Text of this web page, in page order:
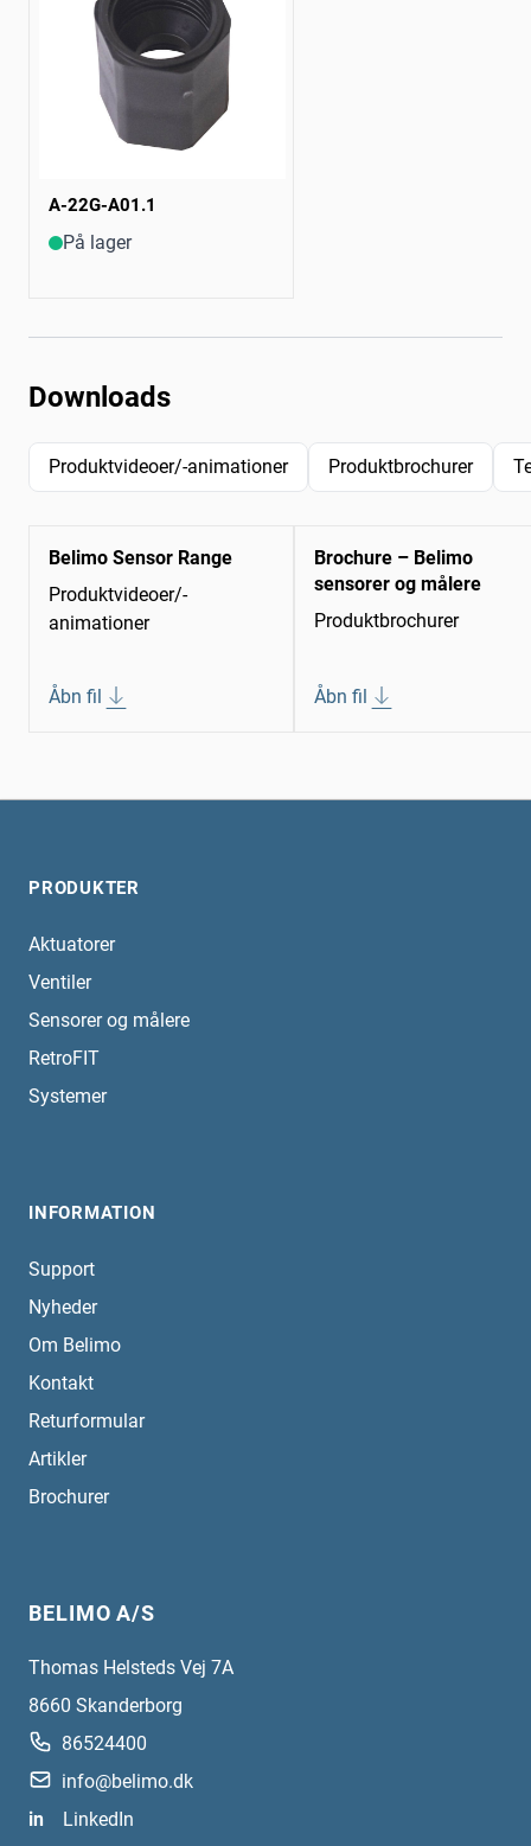
A-22G-A01.1
På lager
Downloads
Produktvideoer/-animationer Produktbrochurer
Belimo Sensor Range
Produktvideoer/-
animationer
Åbn fil
Brochure – Belimo
sensorer og målere
Produktbrochurer
Åbn fil
PRODUKTER
Aktuatorer
Ventiler
Sensorer og målere
RetroFIT
Systemer
INFORMATION
Support
Nyheder
Om Belimo
Kontakt
Returformular
Artikler
Brochurer
BELIMO A/S
Thomas Helsteds Vej 7A
8660 Skanderborg
86524400
info@belimo.dk
in
LinkedIn